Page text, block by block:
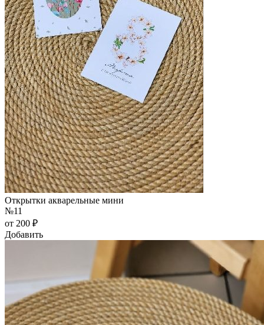
Открытки акварельные мини
№11
от 200 ₽
Добавить